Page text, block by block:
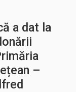
a dat la
–